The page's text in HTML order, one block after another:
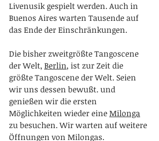
Livenusik gespielt werden. Auch in
Buenos Aires warten Tausende auf
das Ende der Einschränkungen.
Die bisher zweitgrößte Tangoscene
der Welt, Berlin, ist zur Zeit die
größte Tangoscene der Welt. Seien
wir uns dessen bewußt. und
genießen wir die ersten
Möglichkeiten wieder eine Milonga
zu besuchen. Wir warten auf weitere
Öffnungen von Milongas.